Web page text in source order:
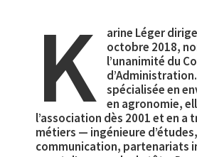
K
arine Léger
octobre 2018,
l’unanimité du
spécialisée en
en agronomie,
l’association dès 2001 et en a
métiers — ingénieure d’études,
communication, partenariats